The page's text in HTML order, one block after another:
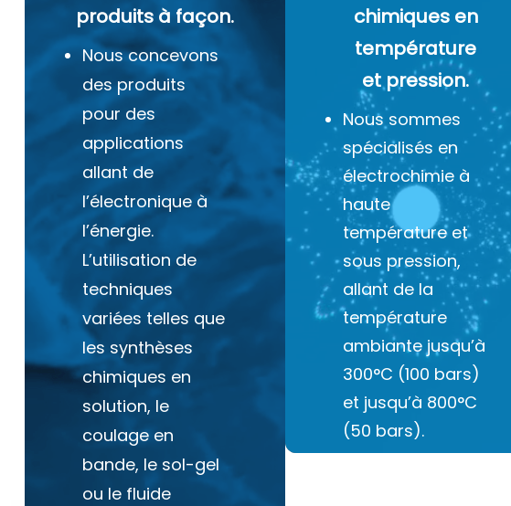
produits à façon.
Nous concevons
des produits
pour des
applications
allant de
l’électronique à
l’énergie.
L’utilisation de
techniques
variées telles que
les synthèses
chimiques en
solution, le
coulage en
bande, le sol-gel
ou le fluide
chimiques en
température
et pression.
Nous sommes
spécialisés en
électrochimie à
haute
température et
sous pression,
allant de la
température
ambiante jusqu’à
300°C (100 bars)
et jusqu’à 800°C
(50 bars).